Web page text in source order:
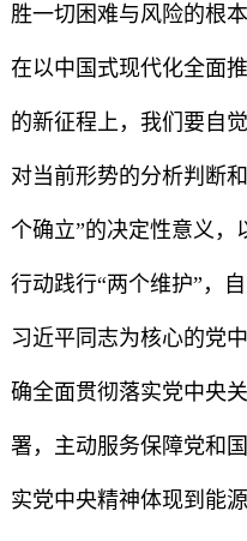
胜一切困难与风险的根本
在以中国式现代化全面
的新征程上，我们要自
对当前形势的分析判断
个确立”的决定性意义，
行动践行“两个维护”，
习近平同志为核心的党
确全面贯彻落实党中央
署，主动服务保障党和
实党中央精神体现到能